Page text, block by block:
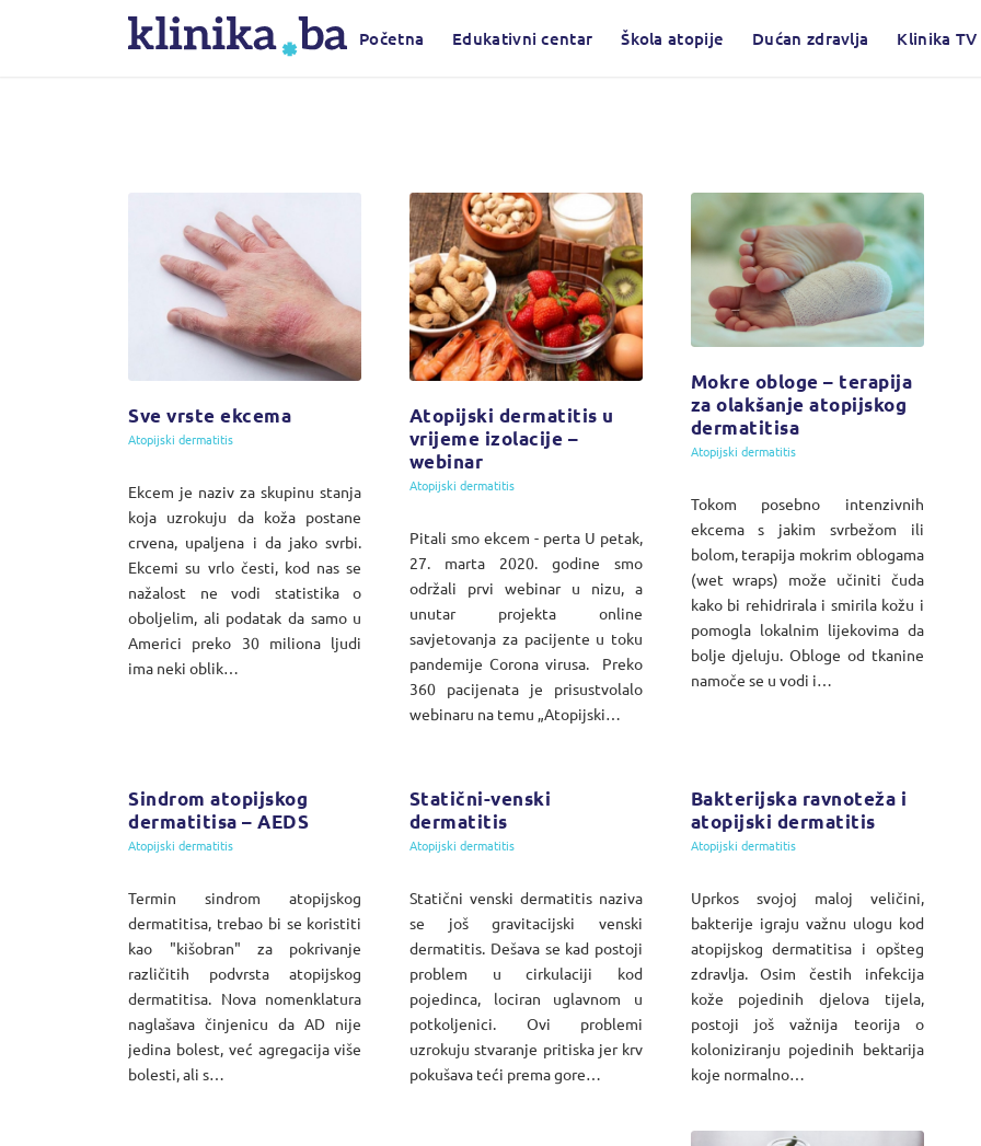
Početna Edukativni centar Škola atopije Dućan zdravlja Klinika TV
Sve vrste ekcema
Atopijski dermatitis
Ekcem je naziv za skupinu stanja
koja uzrokuju da koža postane
crvena, upaljena i da jako svrbi.
Ekcemi su vrlo česti, kod nas se
nažalost ne vodi statistika o
oboljelim, ali podatak da samo u
Americi preko 30 miliona ljudi
ima neki oblik…
Atopijski dermatitis u
vrijeme izolacije –
webinar
Atopijski dermatitis
Pitali smo ekcem - perta U petak,
27. marta 2020. godine smo
održali prvi webinar u nizu, a
unutar projekta online
savjetovanja za pacijente u toku
pandemije Corona virusa. Preko
360 pacijenata je prisustvolalo
webinaru na temu „Atopijski…
Mokre obloge – terapija
za olakšanje atopijskog
dermatitisa
Atopijski dermatitis
Tokom posebno intenzivnih
ekcema s jakim svrbežom ili
bolom, terapija mokrim oblogama
(wet wraps) može učiniti čuda
kako bi rehidrirala i smirila kožu i
pomogla lokalnim lijekovima da
bolje djeluju. Obloge od tkanine
namoče se u vodi i…
Sindrom atopijskog
dermatitisa – AEDS
Atopijski dermatitis
Termin sindrom atopijskog
dermatitisa, trebao bi se koristiti
kao "kišobran" za pokrivanje
različitih podvrsta atopijskog
dermatitisa. Nova nomenklatura
naglašava činjenicu da AD nije
jedina bolest, već agregacija više
bolesti, ali s…
Statični-venski
dermatitis
Atopijski dermatitis
Statični venski dermatitis naziva
se još gravitacijski venski
dermatitis. Dešava se kad postoji
problem u cirkulaciji kod
pojedinca, lociran uglavnom u
potkoljenici. Ovi problemi
uzrokuju stvaranje pritiska jer krv
pokušava teći prema gore…
Bakterijska ravnoteža i
atopijski dermatitis
Atopijski dermatitis
Uprkos svojoj maloj veličini,
bakterije igraju važnu ulogu kod
atopijskog dermatitisa i opšteg
zdravlja. Osim čestih infekcija
kože pojedinih djelova tijela,
postoji još važnija teorija o
koloniziranju pojedinih bektarija
koje normalno…